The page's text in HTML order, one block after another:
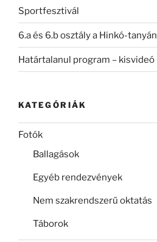
Sportfesztivál
6.a és 6.b osztály a Hinkó-tanyán
Határtalanul program – kisvideó
KATEGÓRIÁK
Fotók
Ballagások
Egyéb rendezvények
Nem szakrendszerű oktatás
Táborok